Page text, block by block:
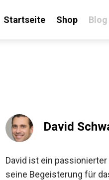
Startseite Shop Blog
David
David ist ein passionierter
seine Begeisterung für